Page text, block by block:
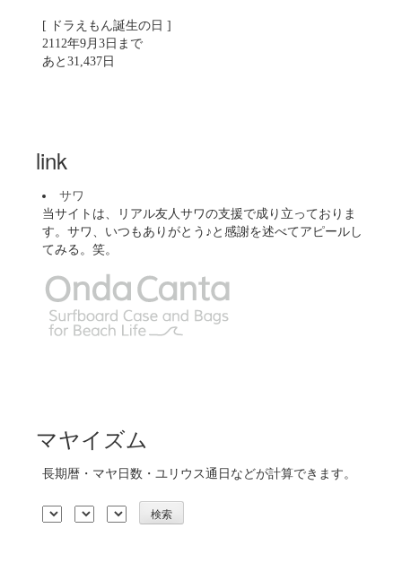
[ ドラえもん誕生の日 ]
2112年9月3日まで
あと31,437日
link
サワ
当サイトは、リアル友人サワの支援で成り立っておりま
す。サワ、いつもありがとう♪と感謝を述べてアピールし
てみる。笑。
マヤイズム
長期暦・マヤ日数・ユリウス通日などが計算できます。